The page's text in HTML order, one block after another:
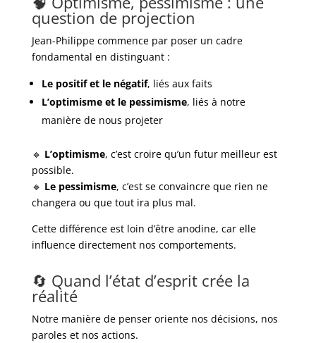
question de projection
Jean-Philippe commence par poser un cadre
fondamental en distinguant :
Le positif et le négatif, liés aux faits
L’optimisme et le pessimisme, liés à notre
manière de nous projeter
🔹 L’optimisme, c’est croire qu’un futur meilleur est
possible.
🔹 Le pessimisme, c’est se convaincre que rien ne
changera ou que tout ira plus mal.
Cette différence est loin d’être anodine, car elle
influence directement nos comportements.
🔄 Quand l’état d’esprit crée la
réalité
Notre manière de penser oriente nos décisions, nos
paroles et nos actions.